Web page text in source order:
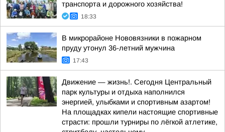
транспорта и дорожного хозяйства!
18:33
В микрорайоне Нововязники в пожарном
пруду утонул 36-летний мужчина
17:43
Движение — жизнь!. Сегодня Центральный
парк культуры и отдыха наполнился
энергией, улыбками и спортивным азартом!
На площадках кипели настоящие спортивные
страсти: прошли турниры по лёгкой атлетике,